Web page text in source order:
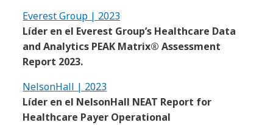
Everest Group | 2023
Líder en el Everest Group’s Healthcare Data
and Analytics PEAK Matrix® Assessment
Report 2023.
NelsonHall | 2023
Líder en el NelsonHall NEAT Report for
Healthcare Payer Operational